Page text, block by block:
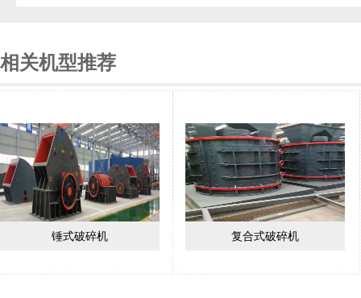
相关机型推荐
锤式破碎机 复合式破碎机